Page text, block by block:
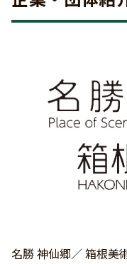
名勝 神仙郷／ 箱根美